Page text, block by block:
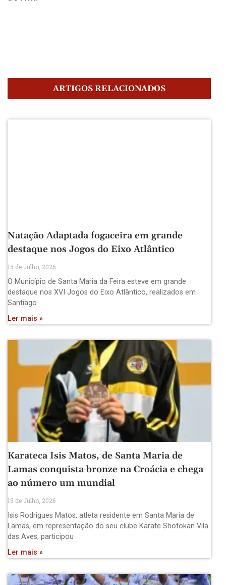
ARTIGOS RELACIONADOS
Natação Adaptada fogaceira em grande
destaque nos Jogos do Eixo Atlântico
15 de Julho, 2026
O Município de Santa Maria da Feira esteve em grande
destaque nos XVI Jogos do Eixo Atlântico, realizados em
Santiago
Ler mais »
Karateca Isis Matos, de Santa Maria de
Lamas conquista bronze na Croácia e chega
ao número um mundial
15 de Julho, 2026
Isis Rodrigues Matos, atleta residente em Santa Maria de
Lamas, em representação do seu clube Karate Shotokan Vila
das Aves, participou
Ler mais »